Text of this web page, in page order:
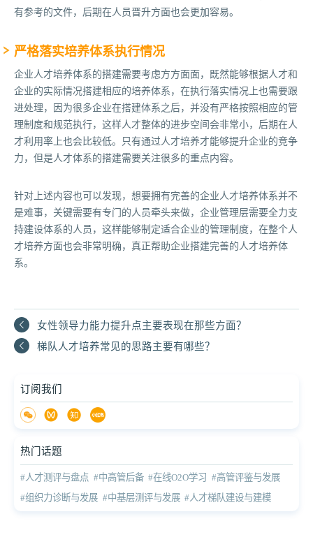
有参考的文件，后期在人员晋升方面也会更加容易。
严格落实培养体系执行情况
企业人才培养体系的搭建需要考虑方方面面，既然能够根据人才和
企业的实际情况搭建相应的培养体系，在执行落实情况上也需要跟
进处理，因为很多企业在搭建体系之后，并没有严格按照相应的管
理制度和规范执行，这样人才整体的进步空间会非常小，后期在人
才利用率上也会比较低。只有通过人才培养才能够提升企业的竞争
力，但是人才体系的搭建需要关注很多的重点内容。
针对上述内容也可以发现，想要拥有完善的企业人才培养体系并不
是难事，关键需要有专门的人员牵头来做，企业管理层需要全力支
持建设体系的人员，这样能够制定适合企业的管理制度，在整个人
才培养方面也会非常明确，真正帮助企业搭建完善的人才培养体
系。
女性领导力能力提升点主要表现在那些方面？
梯队人才培养常见的思路主要有哪些？
订阅我们
热门话题
#人才测评与盘点 #中高管后备 #在线O2O学习 #高管评鉴与发展
#组织力诊断与发展 #中基层测评与发展 #人才梯队建设与建模